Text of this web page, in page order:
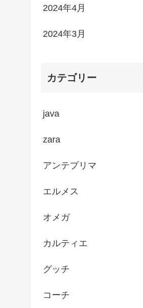
2024年4月
2024年3月
カテゴリー
java
zara
アンテプリマ
エルメス
オメガ
カルティエ
グッチ
コーチ